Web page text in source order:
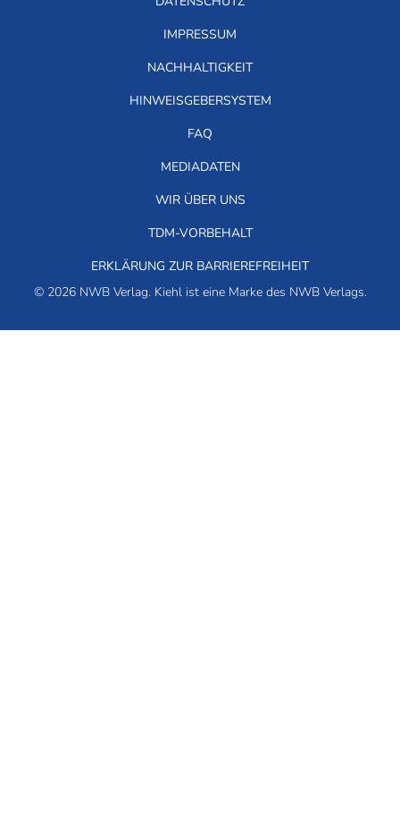
© 2026 NWB Verlag. Kiehl ist eine Marke des NWB Verlags.
IMPRESSUM
NACHHALTIGKEIT
HINWEISGEBERSYSTEM
FAQ
MEDIADATEN
WIR ÜBER UNS
TDM-VORBEHALT
ERKLÄRUNG ZUR BARRIEREFREIHEIT